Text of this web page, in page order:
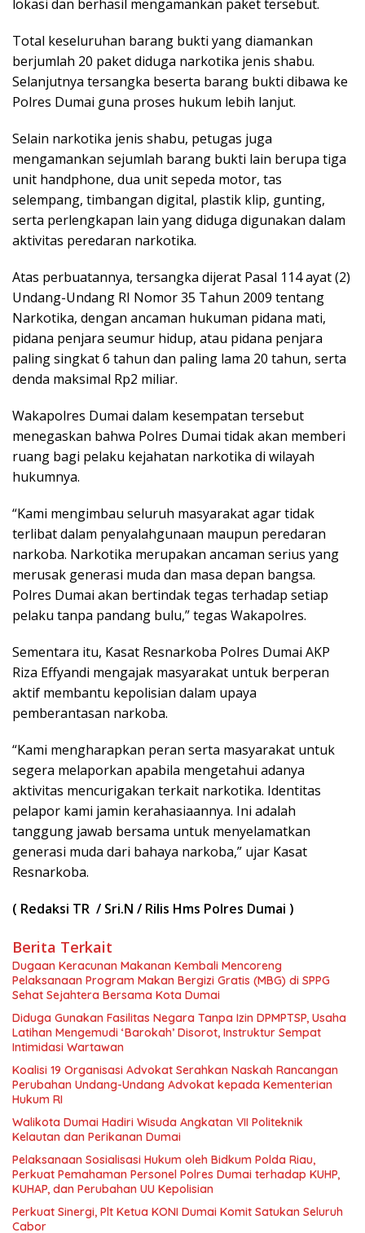
lokasi dan berhasil mengamankan paket tersebut.
Total keseluruhan barang bukti yang diamankan
berjumlah 20 paket diduga narkotika jenis shabu.
Selanjutnya tersangka beserta barang bukti dibawa ke
Polres Dumai guna proses hukum lebih lanjut.
Selain narkotika jenis shabu, petugas juga
mengamankan sejumlah barang bukti lain berupa tiga
unit handphone, dua unit sepeda motor, tas
selempang, timbangan digital, plastik klip, gunting,
serta perlengkapan lain yang diduga digunakan dalam
aktivitas peredaran narkotika.
Atas perbuatannya, tersangka dijerat Pasal 114 ayat (2)
Undang-Undang RI Nomor 35 Tahun 2009 tentang
Narkotika, dengan ancaman hukuman pidana mati,
pidana penjara seumur hidup, atau pidana penjara
paling singkat 6 tahun dan paling lama 20 tahun, serta
denda maksimal Rp2 miliar.
Wakapolres Dumai dalam kesempatan tersebut
menegaskan bahwa Polres Dumai tidak akan memberi
ruang bagi pelaku kejahatan narkotika di wilayah
hukumnya.
“Kami mengimbau seluruh masyarakat agar tidak
terlibat dalam penyalahgunaan maupun peredaran
narkoba. Narkotika merupakan ancaman serius yang
merusak generasi muda dan masa depan bangsa.
Polres Dumai akan bertindak tegas terhadap setiap
pelaku tanpa pandang bulu,” tegas Wakapolres.
Sementara itu, Kasat Resnarkoba Polres Dumai AKP
Riza Effyandi mengajak masyarakat untuk berperan
aktif membantu kepolisian dalam upaya
pemberantasan narkoba.
“Kami mengharapkan peran serta masyarakat untuk
segera melaporkan apabila mengetahui adanya
aktivitas mencurigakan terkait narkotika. Identitas
pelapor kami jamin kerahasiaannya. Ini adalah
tanggung jawab bersama untuk menyelamatkan
generasi muda dari bahaya narkoba,” ujar Kasat
Resnarkoba.
( Redaksi TR / Sri.N / Rilis Hms Polres Dumai )
Berita Terkait
Dugaan Keracunan Makanan Kembali Mencoreng
Pelaksanaan Program Makan Bergizi Gratis (MBG) di SPPG
Sehat Sejahtera Bersama Kota Dumai
Diduga Gunakan Fasilitas Negara Tanpa Izin DPMPTSP, Usaha
Latihan Mengemudi ‘Barokah’ Disorot, Instruktur Sempat
Intimidasi Wartawan
Koalisi 19 Organisasi Advokat Serahkan Naskah Rancangan
Perubahan Undang-Undang Advokat kepada Kementerian
Hukum RI
Walikota Dumai Hadiri Wisuda Angkatan VII Politeknik
Kelautan dan Perikanan Dumai
Pelaksanaan Sosialisasi Hukum oleh Bidkum Polda Riau,
Perkuat Pemahaman Personel Polres Dumai terhadap KUHP,
KUHAP, dan Perubahan UU Kepolisian
Perkuat Sinergi, Plt Ketua KONI Dumai Komit Satukan Seluruh
Cabor